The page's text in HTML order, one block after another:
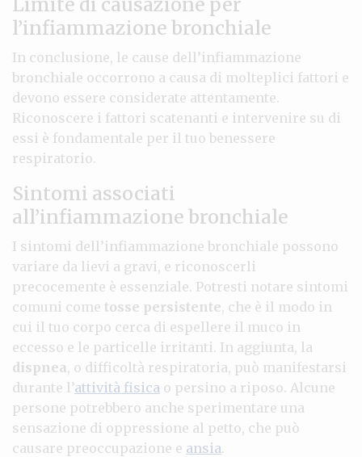
l’infiammazione bronchiale
In conclusione, le cause dell’infiammazione
bronchiale occorrono a causa di molteplici fattori e
devono essere considerate attentamente.
Riconoscere i fattori scatenanti e intervenire su di
essi è fondamentale per il tuo benessere
respiratorio.
Sintomi associati
all’infiammazione bronchiale
I sintomi dell’infiammazione bronchiale possono
variare da lievi a gravi, e riconoscerli
precocemente è essenziale. Potresti notare sintomi
comuni come tosse persistente, che è il modo in
cui il tuo corpo cerca di espellere il muco in
eccesso e le particelle irritanti. In aggiunta, la
dispnea, o difficoltà respiratoria, può manifestarsi
durante l’attività fisica o persino a riposo. Alcune
persone potrebbero anche sperimentare una
sensazione di oppressione al petto, che può
causare preoccupazione e ansia.